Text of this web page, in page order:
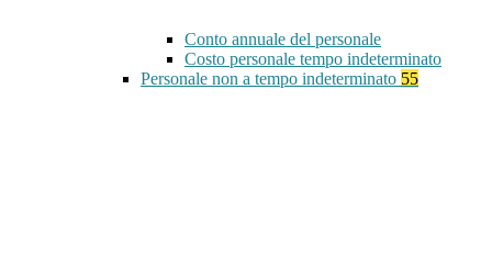
Conto annuale del personale
Costo personale tempo indeterminato
Personale non a tempo indeterminato 55